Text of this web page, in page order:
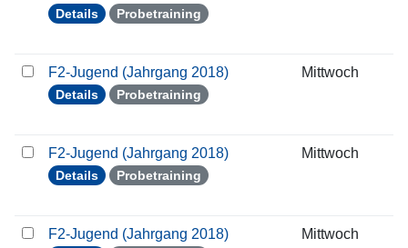
Details Probetraining
F2-Jugend (Jahrgang 2018)
Details Probetraining
Mittwoch
F2-Jugend (Jahrgang 2018)
Details Probetraining
Mittwoch
F2-Jugend (Jahrgang 2018) Mittwoch